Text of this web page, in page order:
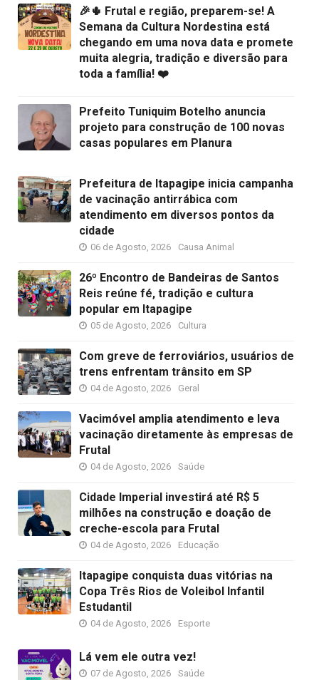
🎉🌵 Frutal e região, preparem-se! A
Semana da Cultura Nordestina está
chegando em uma nova data e promete
muita alegria, tradição e diversão para
toda a família! ❤️
Prefeito Tuniquim Botelho anuncia
projeto para construção de 100 novas
casas populares em Planura
Prefeitura de Itapagipe inicia campanha
de vacinação antirrábica com
atendimento em diversos pontos da
cidade
06 de Agosto, 2026 Causa Animal
26º Encontro de Bandeiras de Santos
Reis reúne fé, tradição e cultura
popular em Itapagipe
05 de Agosto, 2026 Cultura
Com greve de ferroviários, usuários de
trens enfrentam trânsito em SP
04 de Agosto, 2026 Geral
Vacimóvel amplia atendimento e leva
vacinação diretamente às empresas de
Frutal
04 de Agosto, 2026 Saúde
Cidade Imperial investirá até R$ 5
milhões na construção e doação de
creche-escola para Frutal
04 de Agosto, 2026 Educação
Itapagipe conquista duas vitórias na
Copa Três Rios de Voleibol Infantil
Estudantil
04 de Agosto, 2026 Esporte
Lá vem ele outra vez!
07 de Agosto, 2026 Saúde